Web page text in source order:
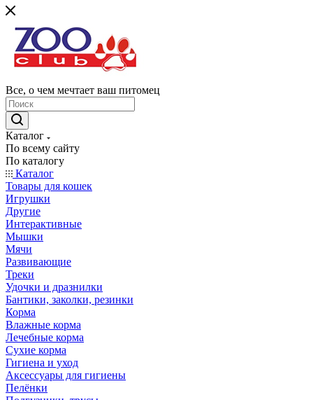
Все, о чем мечтает ваш питомец
Каталог
По всему сайту
По каталогу
Каталог
Товары для кошек
Игрушки
Другие
Интерактивные
Мышки
Мячи
Развивающие
Треки
Удочки и дразнилки
Бантики, заколки, резинки
Корма
Влажные корма
Лечебные корма
Сухие корма
Гигиена и уход
Аксессуары для гигиены
Пелёнки